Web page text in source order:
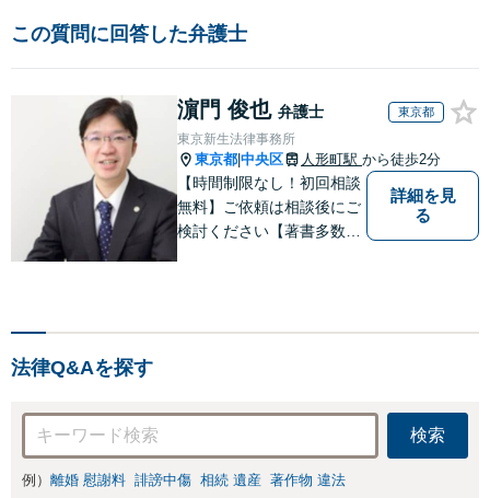
この質問に回答した弁護士
濵門 俊也 弁護士 東京都
東京新生法律事務所
東京都 中央区 人形町駅 から徒歩2分
【時間制限なし！初回相談
無料】ご依頼は相談後にご
検討ください【著書多数】
詳細を見
る
法律Q&Aを探す
検索
例） 離婚 慰謝料 誹謗中傷 相続 遺産 著作物 違法